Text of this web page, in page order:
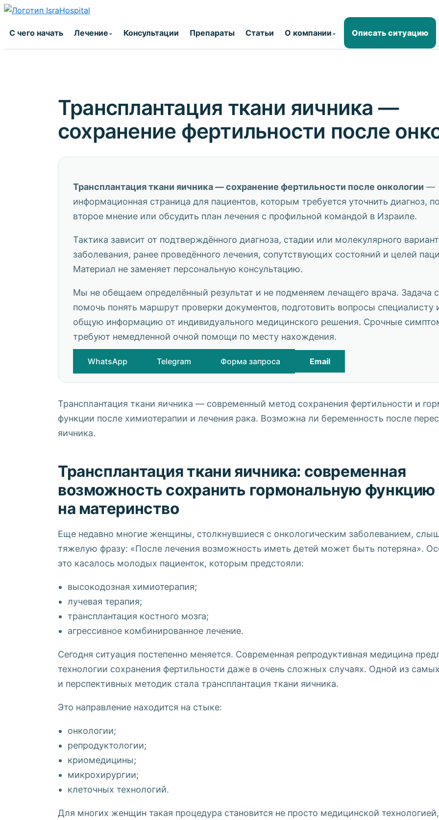
Перейти
содержимому
С чего начать Лечение ⌄ Консультации Препараты Статьи О компании ⌄ Описать ситуацию
Трансплантация ткани яичника —
сохранение фертильности после
Трансплантация ткани яичника — сохранение фертильности после онкологии —
информационная страница для пациентов, которым требуется уточнить диагноз,
второе мнение или обсудить план лечения с профильной командой в Израиле.
Тактика зависит от подтверждённого диагноза, стадии или молекулярного
заболевания, ранее проведённого лечения, сопутствующих состояний и целей
Материал не заменяет персональную консультацию.
Мы не обещаем определённый результат и не подменяем лечащего врача. Задача
помочь понять маршрут проверки документов, подготовить вопросы специалисту
общую информацию от индивидуального медицинского решения. Срочные
требуют немедленной очной помощи по месту нахождения.
WhatsApp Telegram Форма запроса Email
Трансплантация ткани яичника — современный метод сохранения фертильности и
функции после химиотерапии и лечения рака. Возможна ли беременность после
яичника.
Трансплантация ткани яичника: современная
возможность сохранить гормональную
на материнство
Еще недавно многие женщины, столкнувшиеся с онкологическим заболеванием,
тяжелую фразу: «После лечения возможность иметь детей может быть потеряна».
это касалось молодых пациенток, которым предстояли:
высокодозная химиотерапия;
лучевая терапия;
трансплантация костного мозга;
агрессивное комбинированное лечение.
Сегодня ситуация постепенно меняется. Современная репродуктивная медицина
технологии сохранения фертильности даже в очень сложных случаях. Одной из
и перспективных методик стала трансплантация ткани яичника.
Это направление находится на стыке:
онкологии;
репродуктологии;
криомедицины;
микрохирургии;
клеточных технологий.
Для многих женщин такая процедура становится не просто медицинской